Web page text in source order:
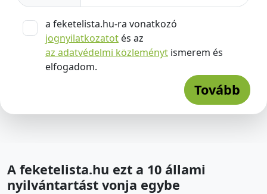
a feketelista.hu-ra vonatkozó
jognyilatkozatot és az
az adatvédelmi közleményt ismerem és
elfogadom.
Tovább
A feketelista.hu ezt a 10 állami
nyilvántartást vonja egybe